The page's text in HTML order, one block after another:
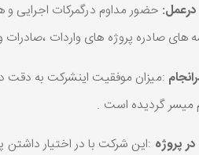
حضور مداوم درگمرکات اجرایی و
های صادره پروژه های واردات ،صادرات
:میزان موفقیت اینشرکت به دقت
میسر گردیده است .
پروژه :این شرکت با در اختیار داشتن